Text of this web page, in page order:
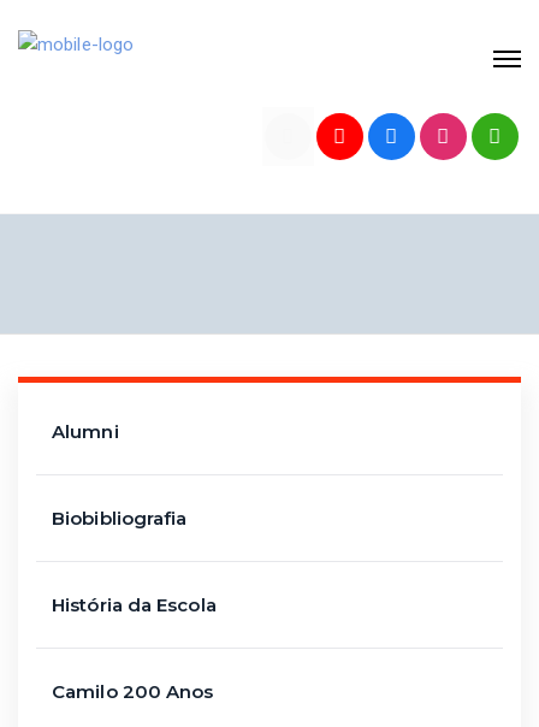
Alumni
Biobibliografia
História da Escola
Camilo 200 Anos